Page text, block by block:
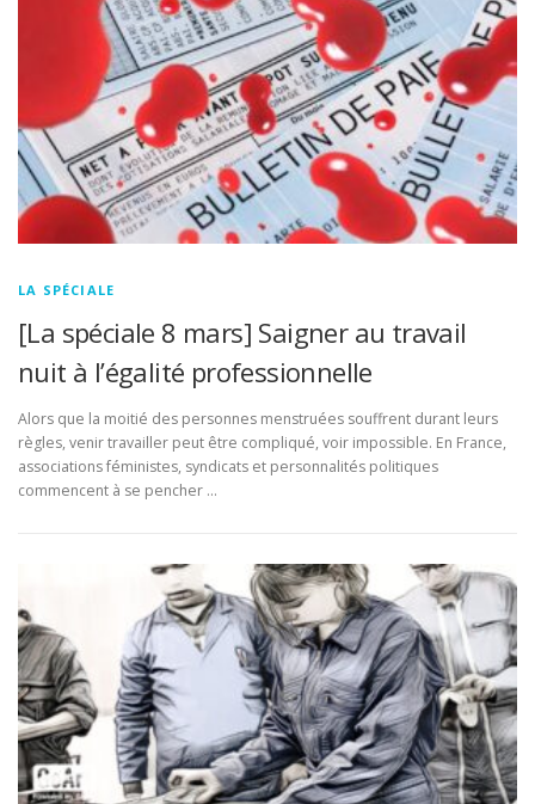
LA SPÉCIALE
[La spéciale 8 mars] Saigner au travail
nuit à l’égalité professionnelle
Alors que la moitié des personnes menstruées souffrent durant leurs
règles, venir travailler peut être compliqué, voir impossible. En France,
associations féministes, syndicats et personnalités politiques
commencent à se pencher …